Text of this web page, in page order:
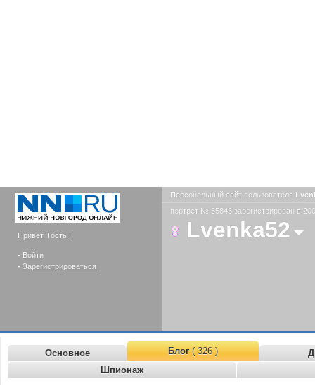
Привет, Гость !
- Войти
- Зарегистрироваться
Персональный сайт пользователя
портрет № 55843 зарегистрирован в
Lvenka52
Основное Блог( 326 )
Шпионаж